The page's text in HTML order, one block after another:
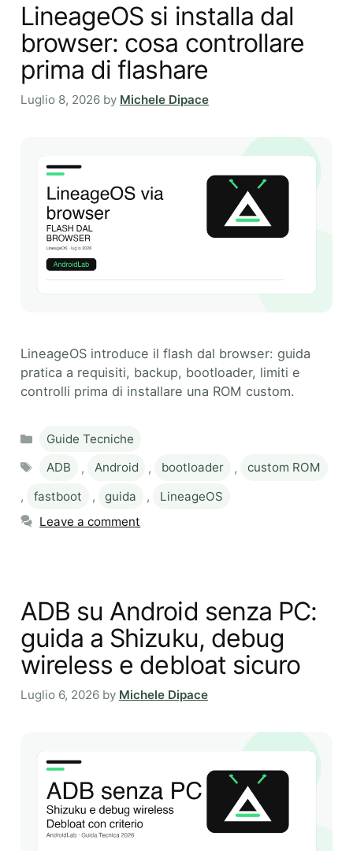
LineageOS si installa dal
browser: cosa controllare
prima di flashare
Luglio 8, 2026 by Michele Dipace
LineageOS introduce il flash dal browser: guida
pratica a requisiti, backup, bootloader, limiti e
controlli prima di installare una ROM custom.
Categories
Guide Tecniche
Tags
ADB , Android , bootloader ,
custom ROM
,
fastboot , guida ,
LineageOS
Leave a comment
ADB su Android senza PC:
guida a Shizuku, debug
wireless e debloat sicuro
Luglio 6, 2026 by Michele Dipace